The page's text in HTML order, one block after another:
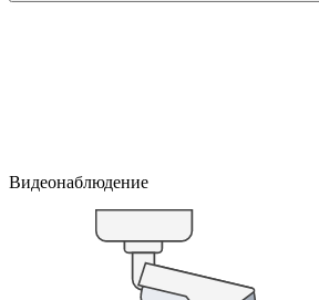
Видеонаблюдение